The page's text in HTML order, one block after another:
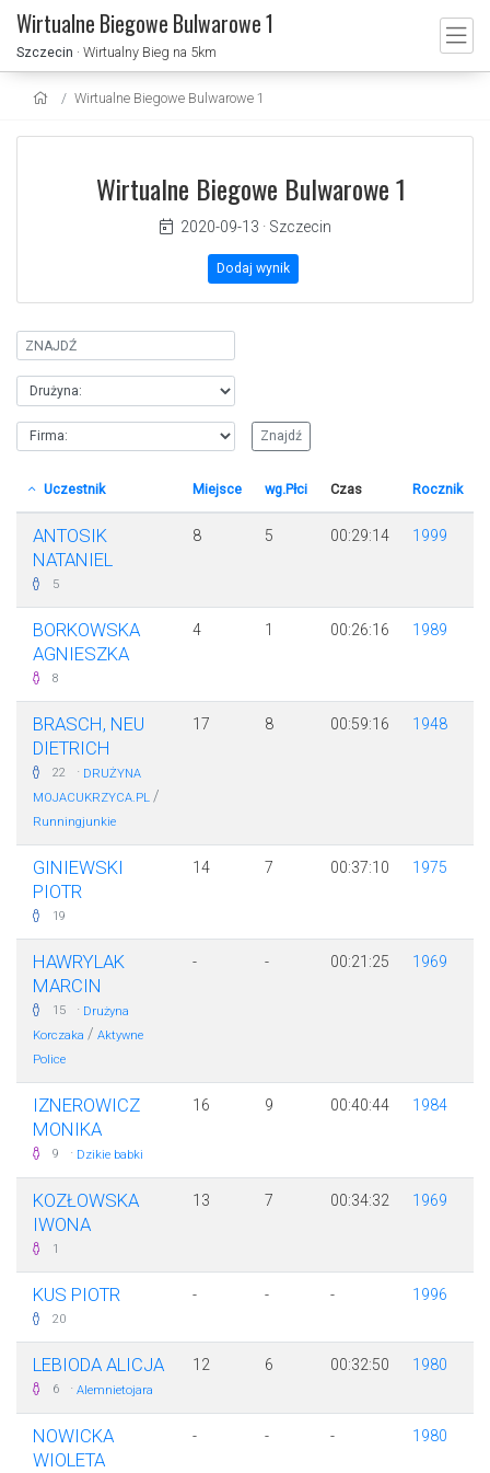
Wirtualne Biegowe Bulwarowe 1
Szczecin · Wirtualny Bieg na 5km
Wirtualne Biegowe Bulwarowe 1
Wirtualne Biegowe Bulwarowe 1
2020-09-13 · Szczecin
Dodaj wynik
Uczestnik Miejsce wg.Płci Czas Rocznik
ANTOSIK
NATANIEL
5
8 5 00:29:14 1999
BORKOWSKA
AGNIESZKA
8
4 1 00:26:16 1989
BRASCH, NEU
DIETRICH
22 · DRUŻYNA
MOJACUKRZYCA.PL /
Runningjunkie
17 8 00:59:16 1948
GINIEWSKI
PIOTR
19
14 7 00:37:10 1975
HAWRYLAK
MARCIN
15 · Drużyna
Korczaka / Aktywne
Police
- - 00:21:25 1969
IZNEROWICZ
MONIKA
9 · Dzikie babki
16 9 00:40:44 1984
KOZŁOWSKA
IWONA
1
13 7 00:34:32 1969
KUS PIOTR
20
- - - 1996
LEBIODA ALICJA
6 · Alemnietojara
12 6 00:32:50 1980
NOWICKA
WIOLETA
- - - 1980